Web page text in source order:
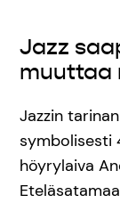
Jazz
muuttaa
Jazzin
symbolisesti
höyrylaiva